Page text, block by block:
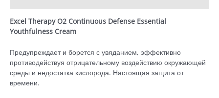
Excel Therapy O2 Continuous Defense Essential
Youthfulness Cream
Предупреждает и борется с увяданием, эффективно
противодействуя отрицательному воздействию окружающей
среды и недостатка кислорода. Настоящая защита от
времени.